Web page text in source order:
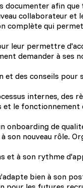
afin
collaborateur et
qui
leur permettre
demander à ses
des conseils pour
internes, des
le fonctionnement
onboarding de
nouveau rôle.
et à son rythme
bien à son